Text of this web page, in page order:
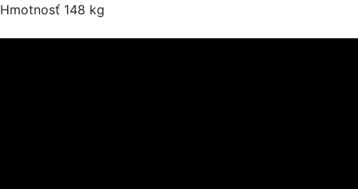
Hmotnosť 148 kg